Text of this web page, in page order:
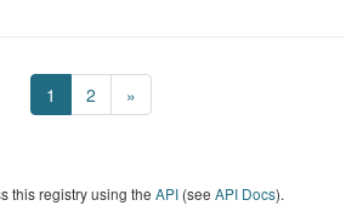
1 2 »
this registry using the API (see API Docs).